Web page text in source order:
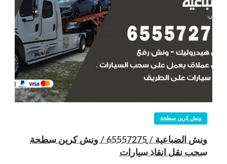
ونش كرين سطحة
ونش الضباعية / 65557275 / ونش كرين سطحة
سحب نقل انقاذ سيارات